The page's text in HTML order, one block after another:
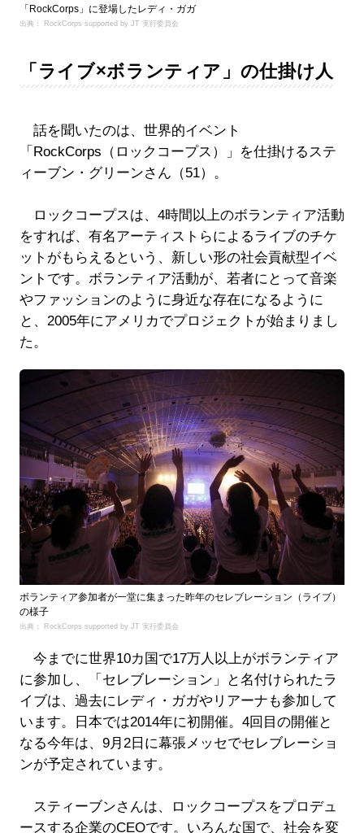
「RockCorps」に登場したレディ・ガガ
出典： RockCorps supported by JT 実行委員会
「ライブ×ボランティア」の仕掛け人
話を聞いたのは、世界的イベント
「RockCorps（ロックコープス）」を仕掛けるステ
ィーブン・グリーンさん（51）。
ロックコープスは、4時間以上のボランティア活動
をすれば、有名アーティストらによるライブのチケ
ットがもらえるという、新しい形の社会貢献型イベ
ントです。ボランティア活動が、若者にとって音楽
やファッションのように身近な存在になるように
と、2005年にアメリカでプロジェクトが始まりまし
た。
ボランティア参加者が一堂に集まった昨年のセレブレーション（ライブ）
の様子
出典： RockCorps supported by JT 実行委員会
今までに世界10カ国で17万人以上がボランティア
に参加し、「セレブレーション」と名付けられたラ
イブは、過去にレディ・ガガやリアーナも参加して
います。日本では2014年に初開催。4回目の開催と
なる今年は、9月2日に幕張メッセでセレブレーショ
ンが予定されています。
スティーブンさんは、ロックコープスをプロデュ
ースする企業のCEOです。いろんな国で、社会を変